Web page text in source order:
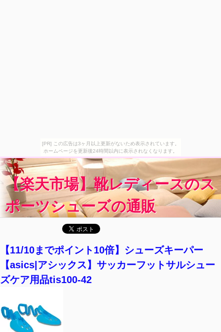
[PR] この広告は3ヶ月以上更新がないため表示されています。
ホームページを更新後24時間以内に表示されなくなります。
【楽天市場】靴レディースのス
ポーツシューズの通販
【楽天市場】レディースのスポーツシューズの
【11/10までポイント10倍】シューズキーパー
【asics|アシックス】サッカーフットサルシュー
ズケア用品tis100-42